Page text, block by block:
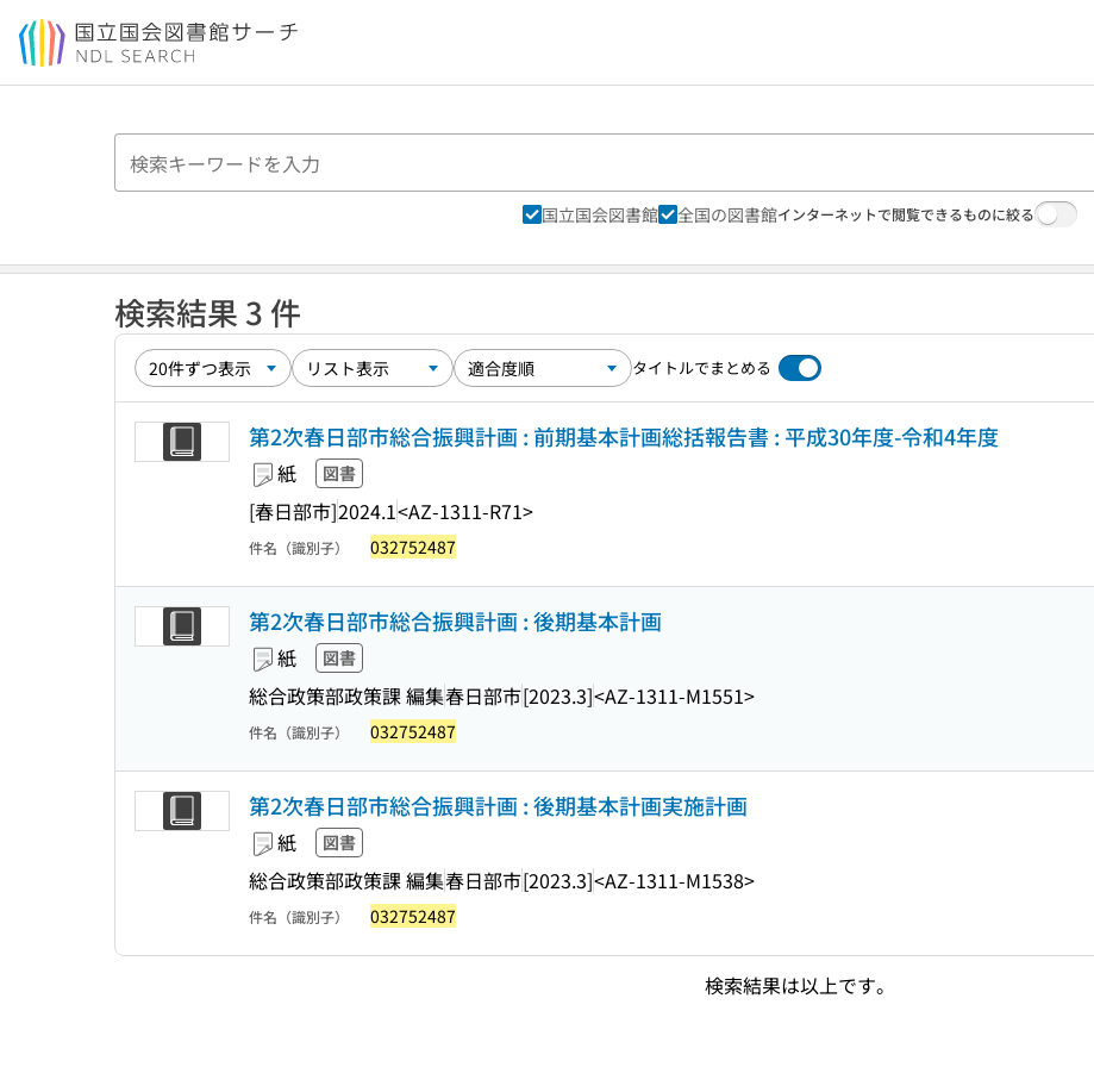
本文へ移動
国立国会図書館 全国の図書館インターネットで閲覧できるものに絞る
検索結果 3 件
タイトルでまとめる
第2次春日部市総合振興計画 : 前期基本計画総括報告書 : 平成30年度-令和4年度
紙 図書
[春日部市]2024.1<AZ-1311-R71>
件名（識別子） 032752487
第2次春日部市総合振興計画 : 後期基本計画
紙 図書
総合政策部政策課 編集春日部市[2023.3]<AZ-1311-M1551>
件名（識別子） 032752487
第2次春日部市総合振興計画 : 後期基本計画実施計画
紙 図書
総合政策部政策課 編集春日部市[2023.3]<AZ-1311-M1538>
件名（識別子） 032752487
検索結果は以上です。